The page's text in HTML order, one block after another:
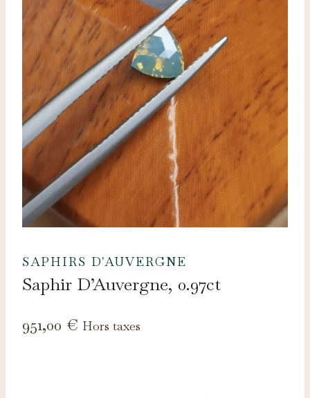
SAPHIRS D'AUVERGNE
Saphir D’Auvergne, 0.97ct
951,00 € Hors taxes